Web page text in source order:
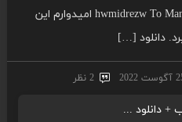
hwmidrezw To Mano Doost Dashti With Direct Links امیدوارم این
دانلود […]
2022 2 نظر
+ دانلود ...